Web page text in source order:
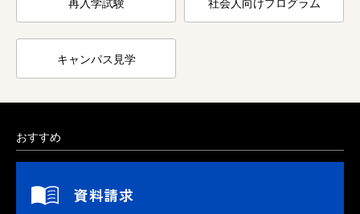
キャンパス見学
おすすめ
資料請求